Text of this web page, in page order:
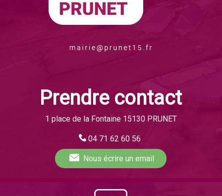
Prendre contact
1 place de la Fontaine 15130 PRUNET
04 71 62 60 56
Nous écrire un email